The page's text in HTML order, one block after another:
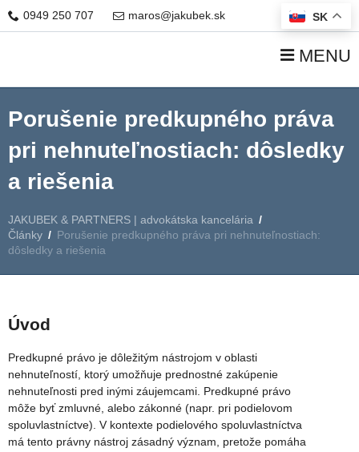
0949 250 707 maros@jakubek.sk SK
MENU
Porušenie predkupného práva
pri nehnuteľnostiach: dôsledky
a riešenia
JAKUBEK & PARTNERS | advokátska kancelária /
Články / Porušenie predkupného práva pri nehnuteľnostiach:
dôsledky a riešenia
Úvod
Predkupné právo je dôležitým nástrojom v oblasti
nehnuteľností, ktorý umožňuje prednostné zakúpenie
nehnuteľnosti pred inými záujemcami. Predkupné právo
môže byť zmluvné, alebo zákonné (napr. pri podielovom
spoluvlastníctve). V kontexte podielového spoluvlastníctva
má tento právny nástroj zásadný význam, pretože pomáha